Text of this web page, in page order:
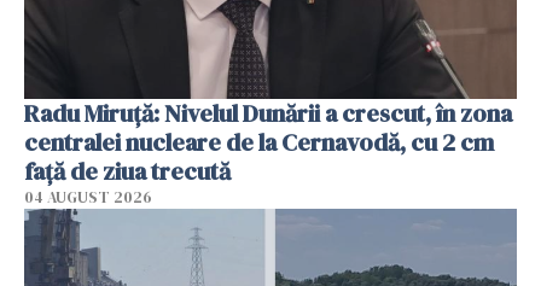
Radu Miruţă: Nivelul Dunării a crescut, în zona
centralei nucleare de la Cernavodă, cu 2 cm
faţă de ziua trecută
04 AUGUST 2026